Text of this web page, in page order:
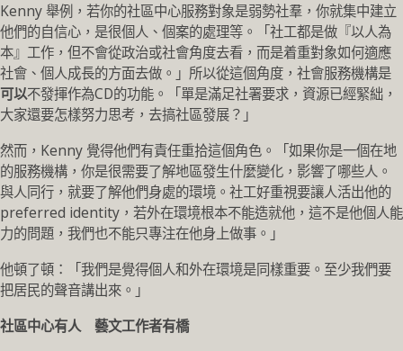
Kenny 舉例，若你的社區中心服務對象是弱勢社羣，你就集中建立
他們的自信心，是很個人、個案的處理等。「社工都是做『以人為
本』工作，但不會從政治或社會角度去看，而是着重對象如何適應
社會、個人成長的方面去做。」所以從這個角度，社會服務機構是
可以不發揮作為CD的功能。「單是滿足社署要求，資源已經緊絀，
大家還要怎樣努力思考，去搞社區發展？」
然而，Kenny 覺得他們有責任重拾這個角色。「如果你是一個在地
的服務機構，你是很需要了解地區發生什麼變化，影響了哪些人。
與人同行，就要了解他們身處的環境。社工好重視要讓人活出他的
preferred identity，若外在環境根本不能造就他，這不是他個人能
力的問題，我們也不能只專注在他身上做事。」
他頓了頓：「我們是覺得個人和外在環境是同樣重要。至少我們要
把居民的聲音講出來。」
社區中心有人 藝文工作者有橋